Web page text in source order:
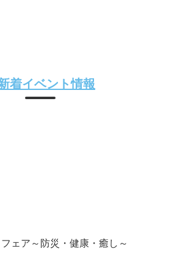
着イベント情報
ェア～防災・健康・癒し～